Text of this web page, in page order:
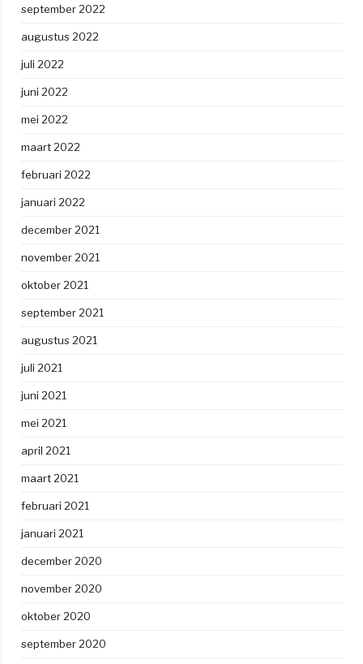
september 2022
augustus 2022
juli 2022
juni 2022
mei 2022
maart 2022
februari 2022
januari 2022
december 2021
november 2021
oktober 2021
september 2021
augustus 2021
juli 2021
juni 2021
mei 2021
april 2021
maart 2021
februari 2021
januari 2021
december 2020
november 2020
oktober 2020
september 2020